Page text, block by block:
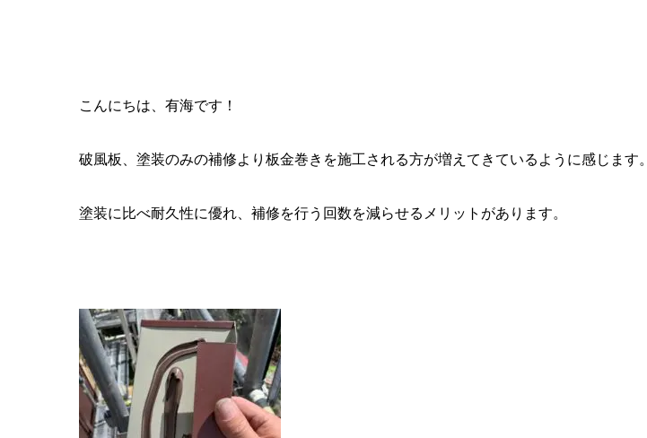
こんにちは、有海です！
破風板、塗装のみの補修より板金巻きを施工される方が増えてきているように感じます。
塗装に比べ耐久性に優れ、補修を行う回数を減らせるメリットがあります。